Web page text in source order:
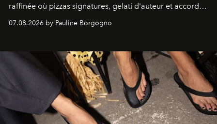
raffinée où pizzas signatures, gelati d'auteur et accords
d'exception composent un véritable voyage sensoriel.
07.08.2026 by Pauline Borgogno